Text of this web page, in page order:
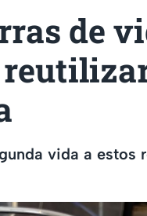
de
vida a estos